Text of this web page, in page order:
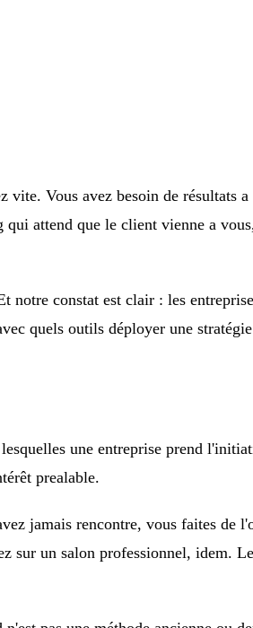
Vous avez besoin de résultats
qui attend que le client vienne a
notre constat est clair : les
quels outils déployer une
une entreprise prend
prealable.
jamais rencontre, vous faites de
sur un salon professionnel, idem.